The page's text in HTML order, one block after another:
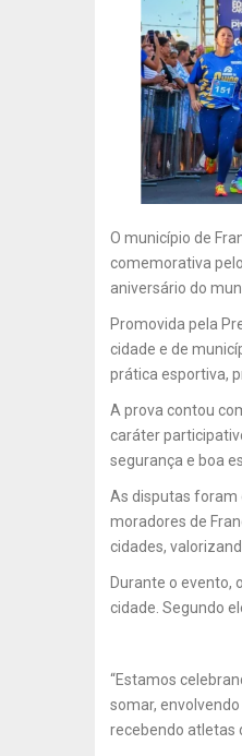
O município de
comemorativa
aniversário do
Promovida pela
cidade e de
prática esportiva,
A prova contou
caráter
segurança e boa
As disputas foram
moradores de
cidades,
Durante o evento,
cidade. Segundo
“Estamos
somar,
recebendo atletas